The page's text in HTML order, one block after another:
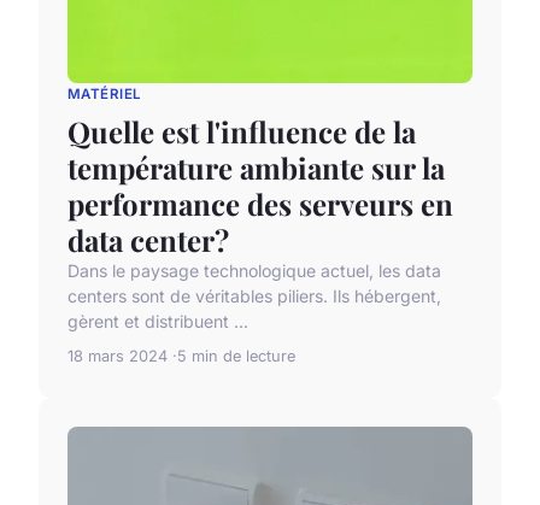
MATÉRIEL
Quelle est l'influence de la
température ambiante sur la
performance des serveurs en
data center?
Dans le paysage technologique actuel, les data
centers sont de véritables piliers. Ils hébergent,
gèrent et distribuent ...
18 mars 2024 5 min de lecture